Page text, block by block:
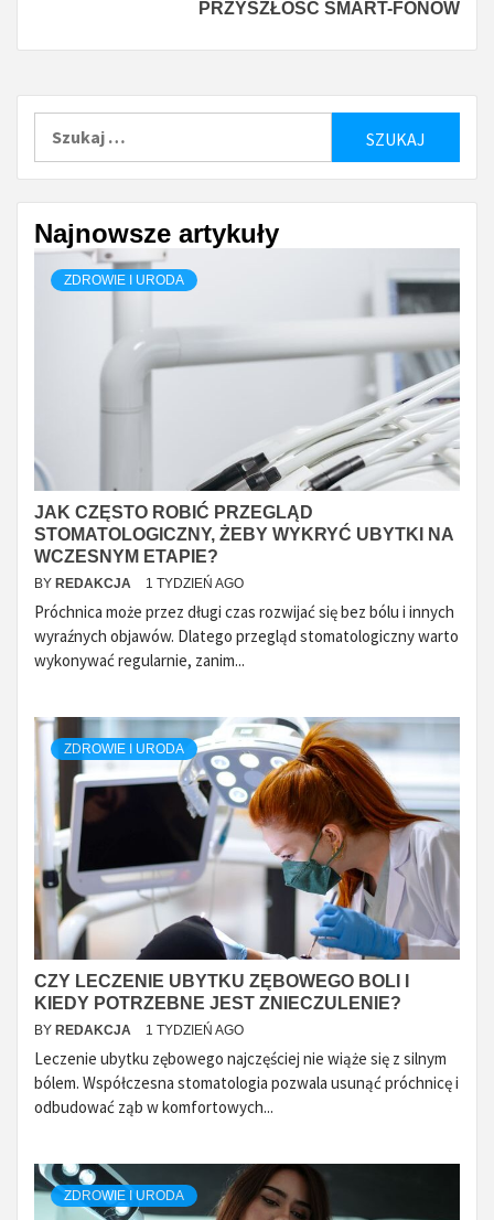
PRZYSZŁOŚĆ SMART-FONÓW
Najnowsze artykuły
ZDROWIE I URODA
JAK CZĘSTO ROBIĆ PRZEGLĄD
STOMATOLOGICZNY, ŻEBY WYKRYĆ UBYTKI NA
WCZESNYM ETAPIE?
BY REDAKCJA 1 TYDZIEŃ AGO
Próchnica może przez długi czas rozwijać się bez bólu i innych
wyraźnych objawów. Dlatego przegląd stomatologiczny warto
wykonywać regularnie, zanim...
ZDROWIE I URODA
CZY LECZENIE UBYTKU ZĘBOWEGO BOLI I
KIEDY POTRZEBNE JEST ZNIECZULENIE?
BY REDAKCJA 1 TYDZIEŃ AGO
Leczenie ubytku zębowego najczęściej nie wiąże się z silnym
bólem. Współczesna stomatologia pozwala usunąć próchnicę i
odbudować ząb w komfortowych...
ZDROWIE I URODA